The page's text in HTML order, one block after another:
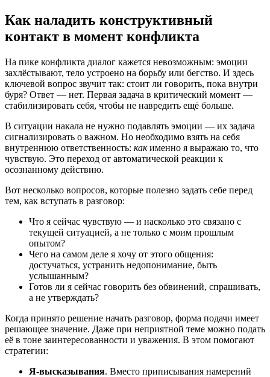
Как наладить конструктивный
контакт в момент конфликта
На пике конфликта диалог кажется невозможным: эмоции
захлёстывают, тело устроено на борьбу или бегство. И здесь
ключевой вопрос звучит так: стоит ли говорить, пока внутри
буря? Ответ — нет. Первая задача в критический момент —
стабилизировать себя, чтобы не навредить ещё больше.
В ситуации накала не нужно подавлять эмоции — их задача
сигнализировать о важном. Но необходимо взять на себя
внутреннюю ответственность: какименно я выражаю то, что
чувствую. Это переход от автоматической реакции к
осознанному действию.
Вот несколько вопросов, которые полезно задать себе перед
тем, как вступать в разговор:
Что я сейчас чувствую — и насколько это связано с
текущей ситуацией, а не только с моим прошлым
опытом?
Чего на самом деле я хочу от этого общения:
достучаться, устранить недопонимание, быть
услышанным?
Готов ли я сейчас говорить без обвинений, спрашивать,
а не утверждать?
Когда принято решение начать разговор, форма подачи имеет
решающее значение. Даже при неприятной теме можно подать
её в тоне заинтересованности и уважения. В этом помогают
стратегии:
Я-высказывания. Вместо приписывания намерений